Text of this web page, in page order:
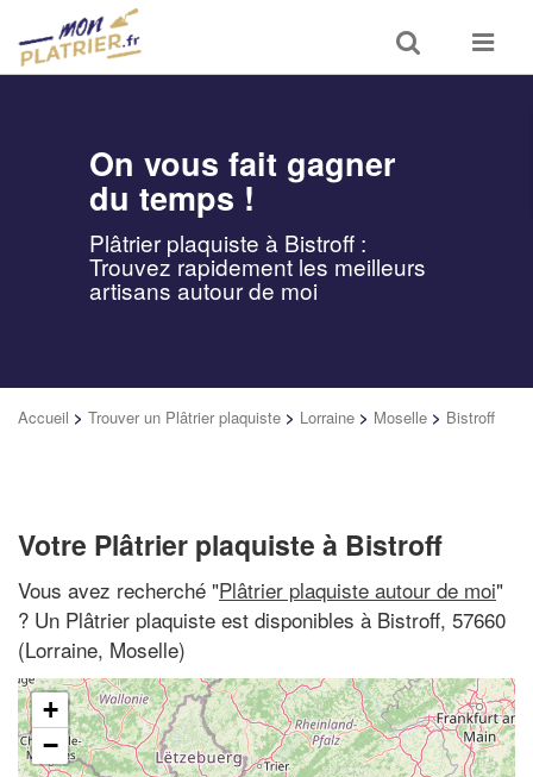
Toggle
search
Toggle
On vous fait gagner
du temps !
Plâtrier plaquiste à Bistroff :
Trouvez rapidement les meilleurs
artisans autour de moi
Accueil > Trouver un Plâtrier plaquiste > Lorraine > Moselle > Bistroff
Votre Plâtrier plaquiste à Bistroff
Vous avez recherché "Plâtrier plaquiste autour de moi"
? Un Plâtrier plaquiste est disponibles à Bistroff, 57660
(Lorraine, Moselle)
+
−